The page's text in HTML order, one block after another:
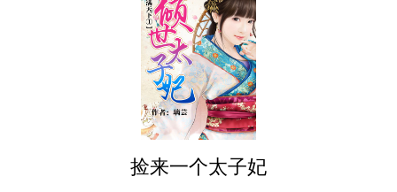
捡来一个太子妃